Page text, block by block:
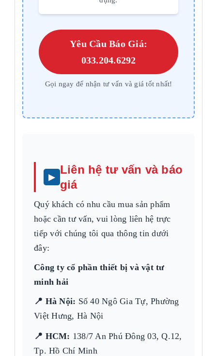
Yêu Cầu Báo Giá:
033.204.6292
Gọi ngay để nhận tư vấn và giá tốt nhất!
Liên hệ tư vấn và báo
giá
Quý khách có nhu cầu mua sản phẩm
hoặc cần tư vấn, vui lòng liên hệ trực
tiếp với chúng tôi qua thông tin dưới
đây:
Công ty cổ phần thiết bị và vật tư
minh hải
📍 Hà Nội: Số 40 Ngô Gia Tự, Phường
Việt Hưng, Hà Nội
📍 HCM: 138/7 An Phú Đông 03, Q.12,
Tp. Hồ Chí Minh